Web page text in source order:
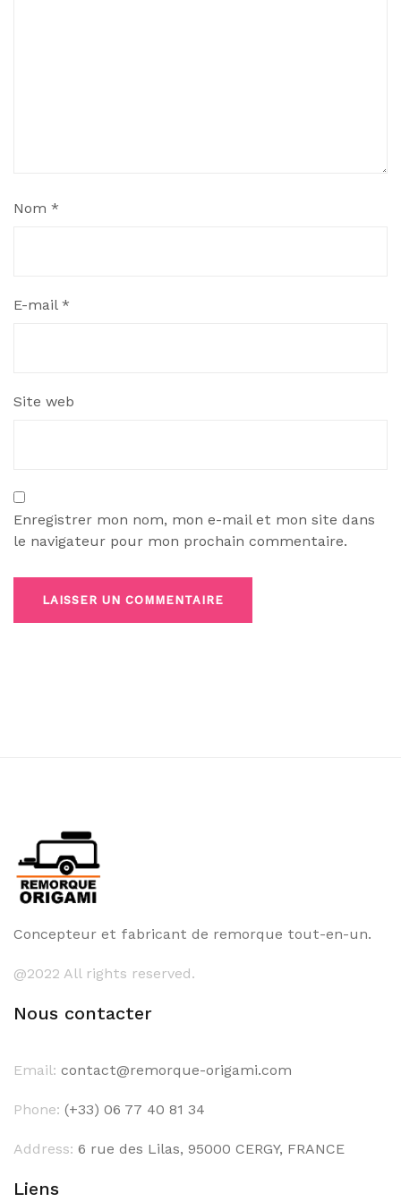
Nom *
E-mail *
Site web
Enregistrer mon nom, mon e-mail et mon site dans
le navigateur pour mon prochain commentaire.
Concepteur et fabricant de remorque tout-en-un.
@2022 All rights reserved.
Nous contacter
Email: contact@remorque-origami.com
Phone: (+33) 06 77 40 81 34
Address: 6 rue des Lilas, 95000 CERGY, FRANCE
Liens